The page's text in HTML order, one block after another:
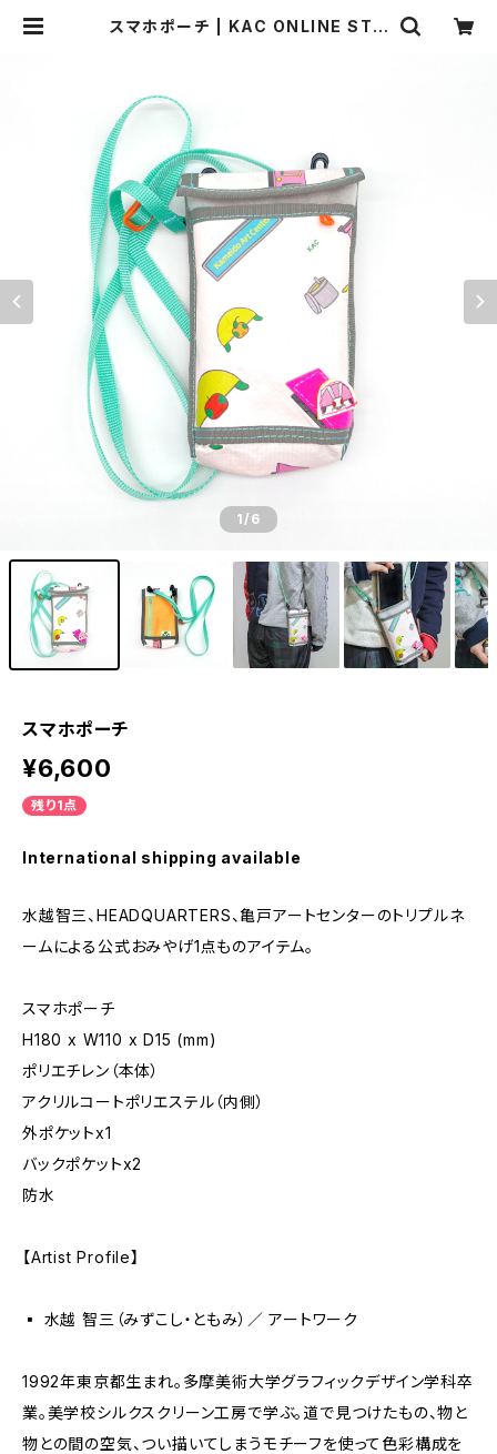
スマホポーチ | KAC ONLINE STO
1/6
スマホポーチ
¥6,600
残り1点
International shipping available
水越智三、HEADQUARTERS、亀戸アートセンターのトリプルネ
ームによる公式おみやげ1点ものアイテム。
スマホポーチ
H180 x W110 x D15 (mm)
ポリエチレン（本体）
アクリルコートポリエステル（内側）
外ポケットx1
バックポケットx2
防水
【Artist Profile】
▪️ 水越 智三（みずこし・ともみ）／ アートワーク
1992年東京都生まれ。多摩美術大学グラフィックデザイン学科卒
業。美学校シルクスクリーン工房で学ぶ。道で見つけたもの、物と
物との間の空気、つい描いてしまうモチーフを使って色彩構成を